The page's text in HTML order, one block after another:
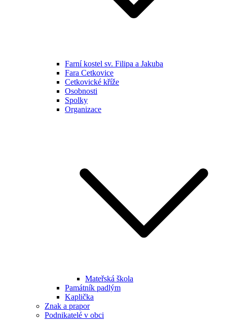
Farní kostel sv. Filipa a Jakuba
Fara Cetkovice
Cetkovické kříže
Osobnosti
Spolky
Organizace
Mateřská škola
Památník padlým
Kaplička
Znak a prapor
Podnikatelé v obci